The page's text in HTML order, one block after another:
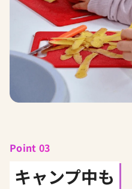
Point 03
キャンプ中も